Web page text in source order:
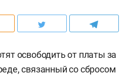
освободить от платы за
связанный со сбросом